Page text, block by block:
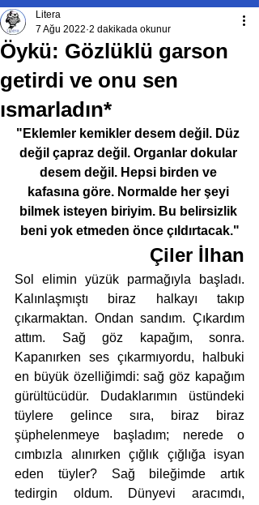
Öykü: Gözlüklü garson
getirdi ve onu sen
ısmarladın*
Litera
7 Ağu 2022 2 dakikada okunur
"Eklemler kemikler desem değil. Düz
değil çapraz değil. Organlar dokular
desem değil. Hepsi birden ve
kafasına göre. Normalde her şeyi
bilmek isteyen biriyim. Bu belirsizlik
beni yok etmeden önce çıldırtacak."
Çiler İlhan
Sol elimin yüzük parmağıyla başladı.
Kalınlaşmıştı biraz halkayı takıp
çıkarmaktan. Ondan sandım. Çıkardım
attım. Sağ göz kapağım, sonra.
Kapanırken ses çıkarmıyordu, halbuki
en büyük özelliğimdi: sağ göz kapağım
gürültücüdür. Dudaklarımın üstündeki
tüylere gelince sıra, biraz biraz
şüphelenmeye başladım; nerede o
cımbızla alınırken çığlık çığlığa isyan
eden tüyler? Sağ bileğimde artık
tedirgin oldum. Dünyevi aracımdı,